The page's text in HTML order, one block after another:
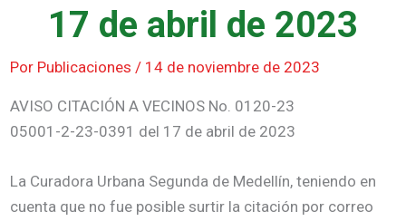
17 de abril de 2023
Por Publicaciones / 14 de noviembre de 2023
AVISO CITACIÓN A VECINOS No. 0120-23
05001-2-23-0391 del 17 de abril de 2023
La Curadora Urbana Segunda de Medellín, teniendo en
cuenta que no fue posible surtir la citación por correo